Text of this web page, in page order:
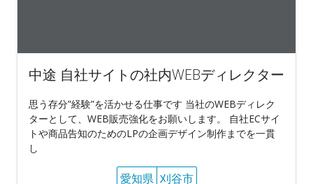
中途 自社サイトの社内WEBディレクター
思う存分”経験”を活かせる仕事です 当社のWEBディレク
ターとして、WEB販売強化をお願いします。 自社ECサイ
トや商品告知のためのLPの企画デザイン制作までを一貫
し
愛知県 刈谷市